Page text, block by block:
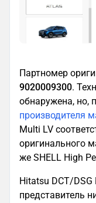
Партномер
9020009300.
обнаружена, но,
производителя
Multi LV
оригинального
же SHELL High
Hitatsu DCT/
представитель